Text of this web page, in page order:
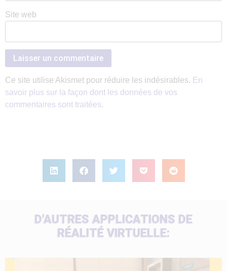
Site web
Ce site utilise Akismet pour réduire les indésirables. En
savoir plus sur la façon dont les données de vos
commentaires sont traitées.
D'AUTRES APPLICATIONS DE
RÉALITÉ VIRTUELLE: